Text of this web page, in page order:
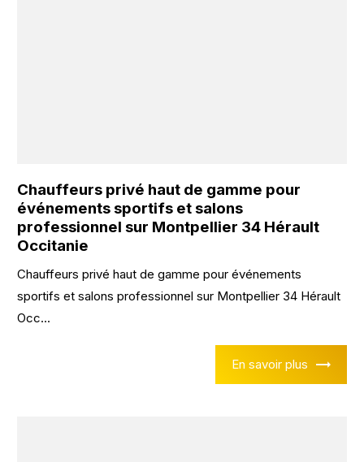
Chauffeurs privé haut de gamme pour
événements sportifs et salons
professionnel sur Montpellier 34 Hérault
Occitanie
Chauffeurs privé haut de gamme pour événements
sportifs et salons professionnel sur Montpellier 34 Hérault
Occ...
En savoir plus